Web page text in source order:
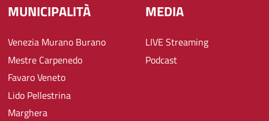
MUNICIPALITÀ
Venezia Murano Burano
Mestre Carpenedo
Favaro Veneto
Lido Pellestrina
Marghera
MEDIA
LIVE Streaming
Podcast